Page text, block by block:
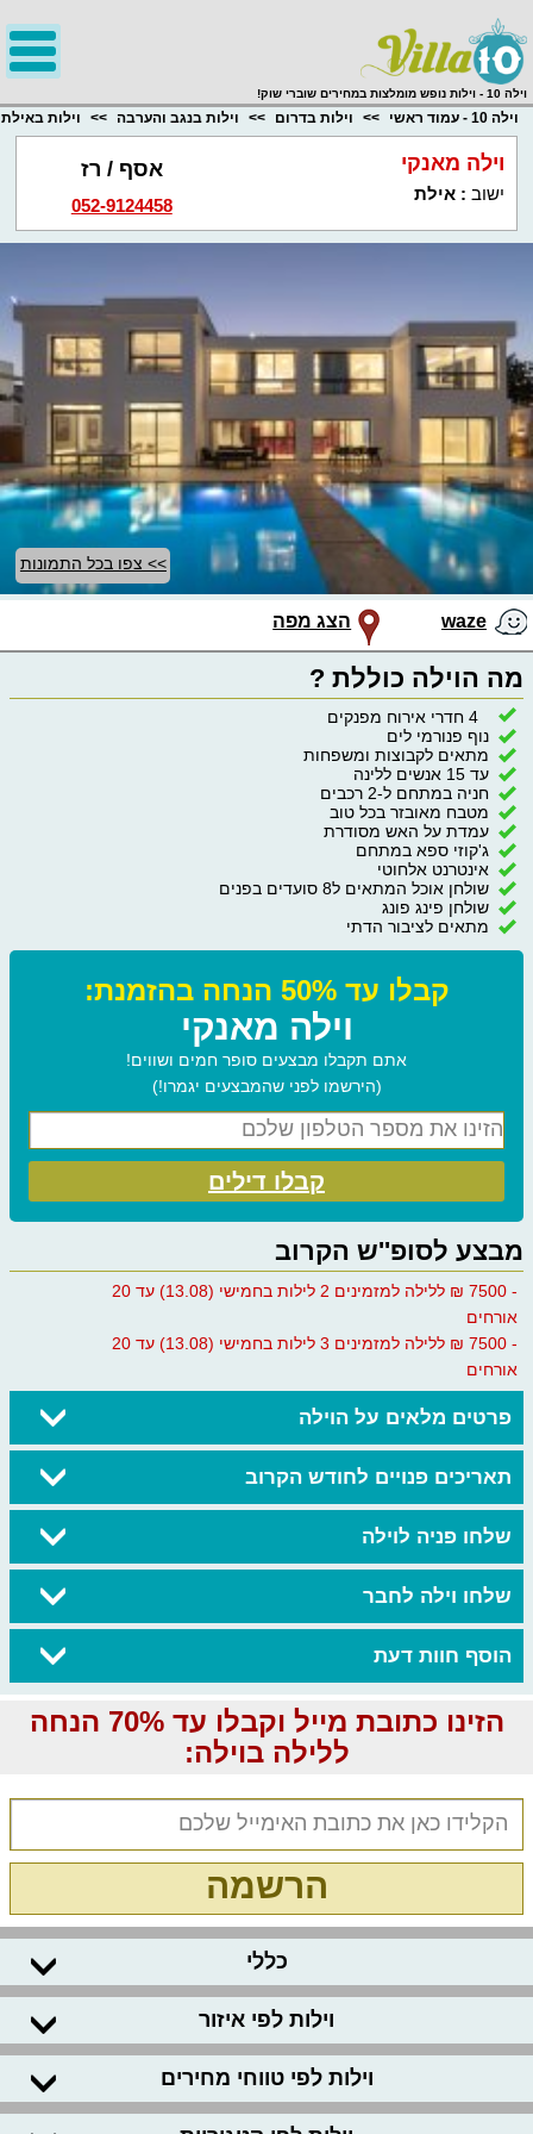
וילה 10 - וילות נופש מומלצות במחירים שוברי שוק!
וילה 10 - עמוד ראשי וילות בדרום וילות בנגב והערבה וילות באילת
וילה מאנקי
ישוב :אילת
אסף / רז
052-9124458
>> צפו בכל התמונות
waze הצג מפה
מה הוילה כוללת ?
4 חדרי אירוח מפנקים
נוף פנורמי לים
מתאים לקבוצות ומשפחות
עד 15 אנשים ללינה
חניה במתחם ל-2 רכבים
מטבח מאובזר בכל טוב
עמדת על האש מסודרת
ג'קוזי ספא במתחם
אינטרנט אלחוטי
שולחן אוכל המתאים ל8 סועדים בפנים
שולחן פינג פונג
מתאים לציבור הדתי
קבלו עד 50% הנחה בהזמנת:
וילה מאנקי
אתם תקבלו מבצעים סופר חמים ושווים!
(הירשמו לפני שהמבצעים יגמרו!)
קבלו דילים
מבצע לסופ''ש הקרוב
- 7500 ₪ ללילה למזמינים 2 לילות בחמישי (13.08) עד 20
אורחים
- 7500 ₪ ללילה למזמינים 3 לילות בחמישי (13.08) עד 20
אורחים
פרטים מלאים על הוילה
תאריכים פנויים לחודש הקרוב
שלחו פניה לוילה
שלחו וילה לחבר
הוסף חוות דעת
הזינו כתובת מייל וקבלו עד 70% הנחה
ללילה בוילה:
הרשמה
כללי
וילות לפי איזור
וילות לפי טווחי מחירים